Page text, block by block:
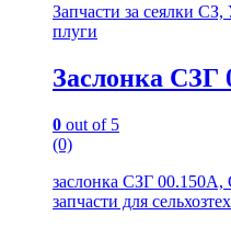
Запчасти за сеялки
плуги
Заслонка СЗГ
0 out of 5
(0)
заслонка СЗГ 00.150А,
запчасти для